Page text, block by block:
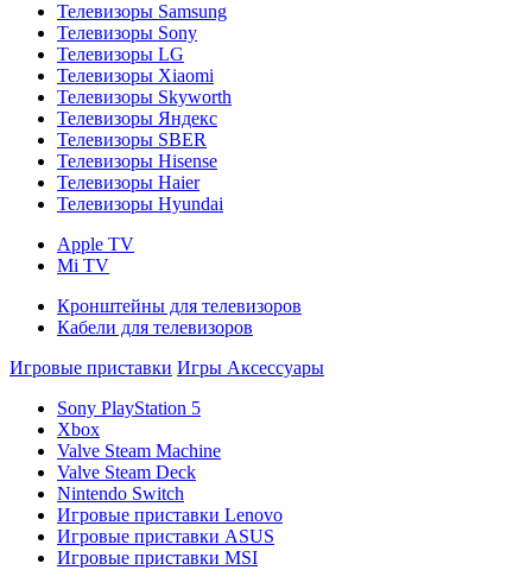
Телевизоры Samsung
Телевизоры Sony
Телевизоры LG
Телевизоры Xiaomi
Телевизоры Skyworth
Телевизоры Яндекс
Телевизоры SBER
Телевизоры Hisense
Телевизоры Haier
Телевизоры Hyundai
Apple TV
Mi TV
Кронштейны для телевизоров
Кабели для телевизоров
Игровые приставки Игры Аксессуары
Sony PlayStation 5
Xbox
Valve Steam Machine
Valve Steam Deck
Nintendo Switch
Игровые приставки Lenovo
Игровые приставки ASUS
Игровые приставки MSI